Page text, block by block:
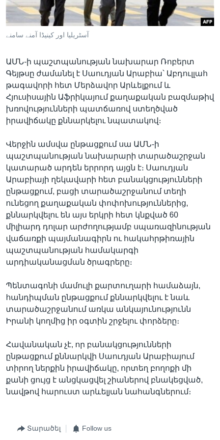
Լեզուներ
آسٹریلیا اور کینیڈا آمنے سامنے
ԱՄՆ-ի պաշտպանության նախարար Ռոբերտ
Գեյթսը ժամանել է Սաուդյան Արաբիա՝ Աբդուլլահ
թագավորի հետ Մերձավոր Արևելքում և
Հյուսիսային Աֆրիկայում քաղաքական բազմաթիվ
խռովությունների պատճառով ստեղծված
իրավիճակը քննարկելու նպատակով։
Վերջին ամսվա ընթացքում սա ԱՄՆ-ի
պաշտպանության նախարարի տարածաշրջան
կատարած արդեն երրորդ այցն է։ Սաուդյան
Արաբիայի ղեկավարի հետ բանակցությունների
ընթացքում, բացի տարածաշրջանում տեղի
ունեցող քաղաքական փոփոխություններից,
քննարկվելու են այս երկրի հետ կնքված 60
միլիարդ դոլար արժողությամբ սպառազինության
վաճառքի պայմանագիրն ու հակահրթիռային
պաշտպանության համակարգի
արդիականացման ծրագրերը։
Պենտագոնի մամուլի քարտուղարի համաձայն,
հանդիպման ընթացքում քննարկվելու է նաև
տարածաշրջանում առկա անկայունությունն
Իրանի կողմից իր օգտին շրջելու փորձերը։
Հավանական չէ, որ բանակցությունների
ընթացքում քննարկվի Սաուդյան Արաբիայում
տիրող ներքին իրավիճակը, որտեղ բողոքի մի
քանի ցույց է անցկացվել շիաներով բնակեցված,
նավթով հարուստ արևելյան նահանգներում։
Տարածել Follow us